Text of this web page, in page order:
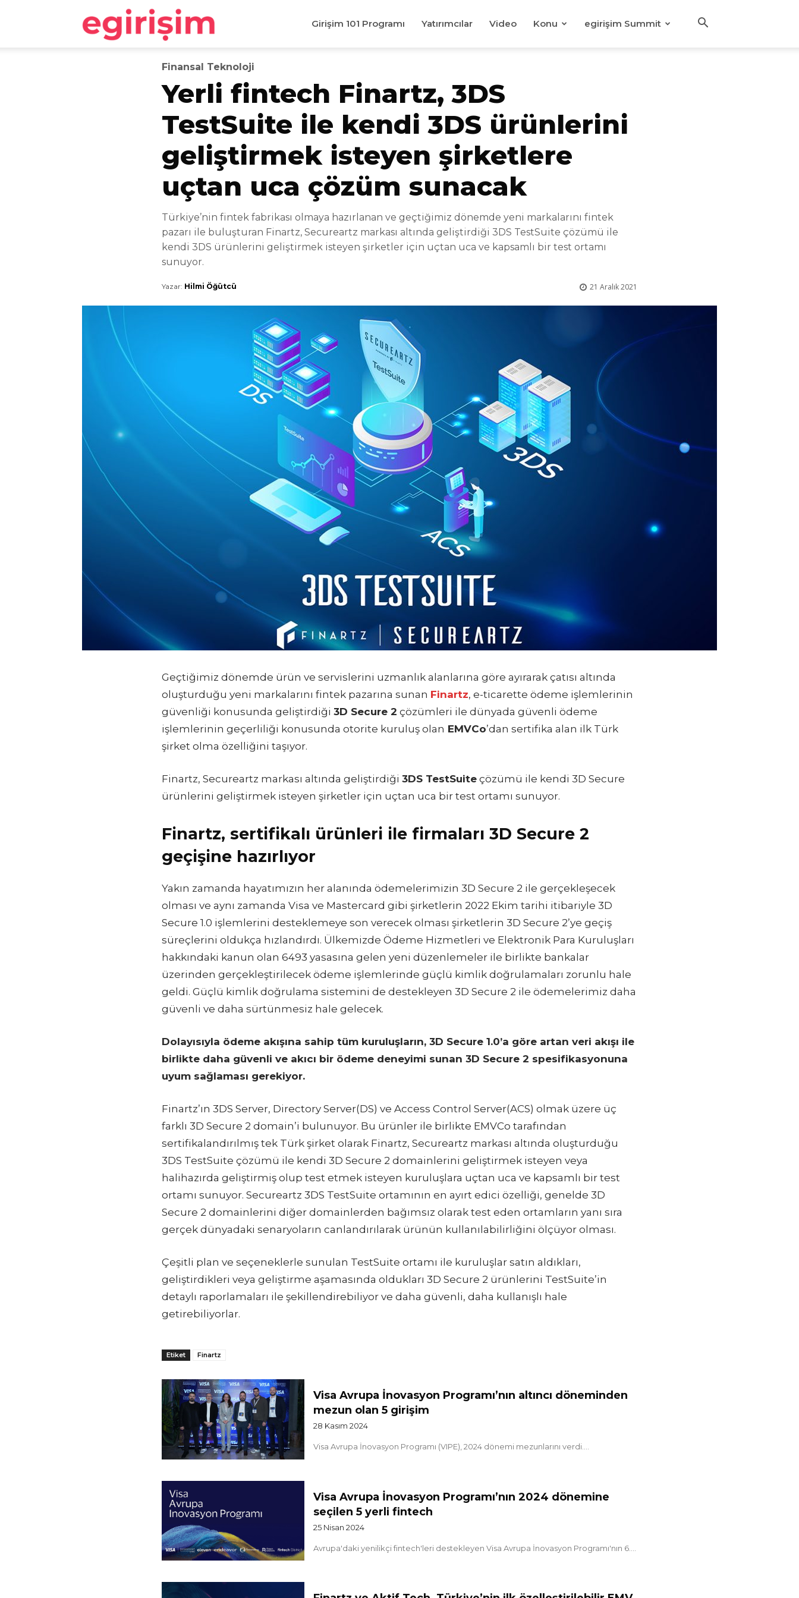
egirişim Girişim 101 Programı Yatırımcılar Video Konu egirişim Summit
Finansal Teknoloji
Yerli fintech Finartz, 3DS
TestSuite ile kendi 3DS ürünlerini
geliştirmek isteyen şirketlere
uçtan uca çözüm sunacak
Türkiye’nin fintek fabrikası olmaya hazırlanan ve geçtiğimiz dönemde yeni markalarını fintek
pazarı ile buluşturan Finartz, Secureartz markası altında geliştirdiği 3DS TestSuite çözümü ile
kendi 3DS ürünlerini geliştirmek isteyen şirketler için uçtan uca ve kapsamlı bir test ortamı
sunuyor.
21 Aralık 2021
Yazar: Hilmi Öğütcü
Geçtiğimiz dönemde ürün ve servislerini uzmanlık alanlarına göre ayırarak çatısı altında
oluşturduğu yeni markalarını fintek pazarına sunan Finartz, e-ticarette ödeme işlemlerinin
güvenliği konusunda geliştirdiği 3D Secure 2 çözümleri ile dünyada güvenli ödeme
işlemlerinin geçerliliği konusunda otorite kuruluş olan EMVCo’dan sertifika alan ilk Türk
şirket olma özelliğini taşıyor.
Finartz, Secureartz markası altında geliştirdiği 3DS TestSuite çözümü ile kendi 3D Secure
ürünlerini geliştirmek isteyen şirketler için uçtan uca bir test ortamı sunuyor.
Finartz, sertifikalı ürünleri ile firmaları 3D Secure 2
geçişine hazırlıyor
Yakın zamanda hayatımızın her alanında ödemelerimizin 3D Secure 2 ile gerçekleşecek
olması ve aynı zamanda Visa ve Mastercard gibi şirketlerin 2022 Ekim tarihi itibariyle 3D
Secure 1.0 işlemlerini desteklemeye son verecek olması şirketlerin 3D Secure 2’ye geçiş
süreçlerini oldukça hızlandırdı. Ülkemizde Ödeme Hizmetleri ve Elektronik Para Kuruluşları
hakkındaki kanun olan 6493 yasasına gelen yeni düzenlemeler ile birlikte bankalar
üzerinden gerçekleştirilecek ödeme işlemlerinde güçlü kimlik doğrulamaları zorunlu hale
geldi. Güçlü kimlik doğrulama sistemini de destekleyen 3D Secure 2 ile ödemelerimiz daha
güvenli ve daha sürtünmesiz hale gelecek.
Dolayısıyla ödeme akışına sahip tüm kuruluşların, 3D Secure 1.0’a göre artan veri akışı ile
birlikte daha güvenli ve akıcı bir ödeme deneyimi sunan 3D Secure 2 spesifikasyonuna
uyum sağlaması gerekiyor.
Finartz’ın 3DS Server, Directory Server(DS) ve Access Control Server(ACS) olmak üzere üç
farklı 3D Secure 2 domain’i bulunuyor. Bu ürünler ile birlikte EMVCo tarafından
sertifikalandırılmış tek Türk şirket olarak Finartz, Secureartz markası altında oluşturduğu
3DS TestSuite çözümü ile kendi 3D Secure 2 domainlerini geliştirmek isteyen veya
halihazırda geliştirmiş olup test etmek isteyen kuruluşlara uçtan uca ve kapsamlı bir test
ortamı sunuyor. Secureartz 3DS TestSuite ortamının en ayırt edici özelliği, genelde 3D
Secure 2 domainlerini diğer domainlerden bağımsız olarak test eden ortamların yanı sıra
gerçek dünyadaki senaryoların canlandırılarak ürünün kullanılabilirliğini ölçüyor olması.
Çeşitli plan ve seçeneklerle sunulan TestSuite ortamı ile kuruluşlar satın aldıkları,
geliştirdikleri veya geliştirme aşamasında oldukları 3D Secure 2 ürünlerini TestSuite’in
detaylı raporlamaları ile şekillendirebiliyor ve daha güvenli, daha kullanışlı hale
getirebiliyorlar.
Etiket Finartz
Visa Avrupa İnovasyon Programı’nın altıncı döneminden
mezun olan 5 girişim
28 Kasım 2024
Visa Avrupa İnovasyon Programı (VIPE), 2024 dönemi mezunlarını verdi....
Visa Avrupa İnovasyon Programı’nın 2024 dönemine
seçilen 5 yerli fintech
25 Nisan 2024
Avrupa'daki yenilikçi fintech'leri destekleyen Visa Avrupa İnovasyon Programı'nın 6....